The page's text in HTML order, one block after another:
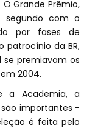
Grande Prêmio,
com o
por fases de
da BR,
se premiavam os
2004.
a Academia, a
importantes -
é feita pelo